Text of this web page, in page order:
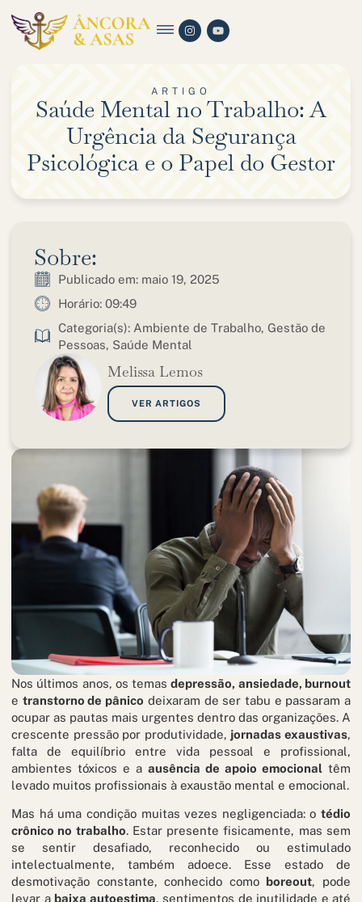
ARTIGO
Saúde Mental no Trabalho: A
Urgência da Segurança
Psicológica e o Papel do Gestor
Nos últimos anos, os temasdepressão, ansiedade, burnout
e transtorno de pânico deixaram de ser tabu e passaram a
ocupar as pautas mais urgentes dentro das organizações. A
crescente pressão por produtividade, jornadas exaustivas,
falta de equilíbrio entre vida pessoal e profissional,
ambientes tóxicos e a ausência de apoio emocional têm
levado muitos profissionais à exaustão mental e emocional.
Mas há uma condição muitas vezes negligenciada: o tédio
crônico no trabalho. Estar presente fisicamente, mas sem
se sentir desafiado, reconhecido ou estimulado
intelectualmente, também adoece. Esse estado de
desmotivação constante, conhecido como boreout, pode
levar a baixa autoestima, sentimentos de inutilidade e até
Sobre:
Publicado em: maio 19, 2025
Horário: 09:49
Categoria(s): Ambiente de Trabalho, Gestão de
Pessoas, Saúde Mental
Melissa Lemos
VER ARTIGOS